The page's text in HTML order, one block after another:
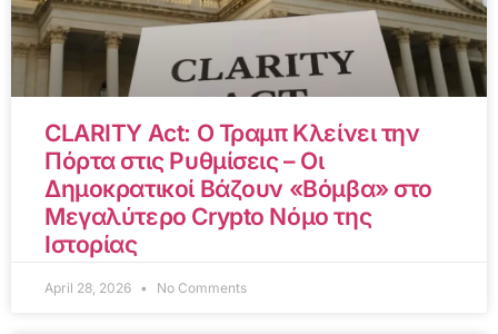
CLARITY Act: Ο Τραμπ Κλείνει την
Πόρτα στις Ρυθμίσεις – Οι
Δημοκρατικοί Βάζουν «Βόμβα» στο
Μεγαλύτερο Crypto Νόμο της
Ιστορίας
April 28, 2026 No Comments